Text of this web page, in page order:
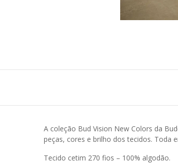
A coleção Bud Vision New Colors da
peças, cores e brilho dos tecidos. Toda
Tecido cetim 270 fios – 100% algodão.